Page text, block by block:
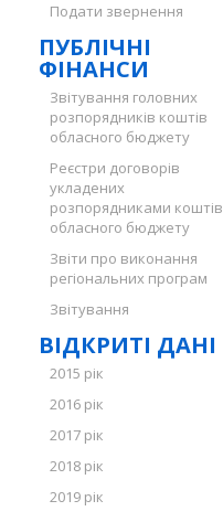
Подати звернення
ПУБЛІЧНІ
ФІНАНСИ
Звітування головних
розпорядників коштів
обласного бюджету
Реєстри договорів
укладених
розпорядниками коштів
обласного бюджету
Звіти про виконання
регіональних програм
Звітування
ВІДКРИТІ ДАНІ
2015 рік
2016 рік
2017 рік
2018 рік
2019 рік